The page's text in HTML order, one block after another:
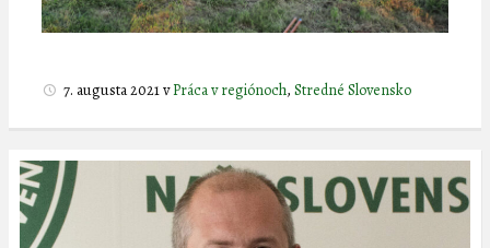
7. augusta 2021vPráca v regiónoch, Stredné Slovensko